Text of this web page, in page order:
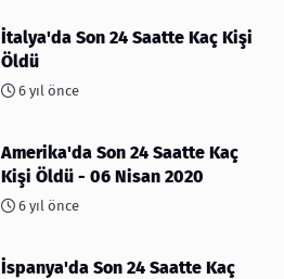
İtalya'da Son 24 Saatte Kaç Kişi
Öldü
6 yıl önce
Amerika'da Son 24 Saatte Kaç
Kişi Öldü - 06 Nisan 2020
6 yıl önce
İspanya'da Son 24 Saatte Kaç